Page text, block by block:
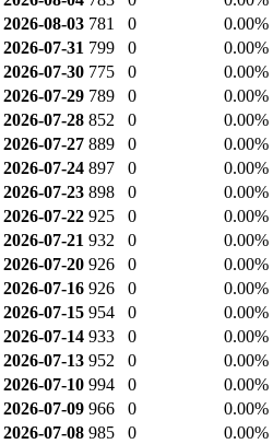
2026-08-03 781 0
0.00%
2026-07-31 799 0
0.00%
2026-07-30 775 0
0.00%
2026-07-29 789 0
0.00%
2026-07-28 852 0
0.00%
2026-07-27 889 0
0.00%
2026-07-24 897 0
0.00%
2026-07-23 898 0
0.00%
2026-07-22 925 0
0.00%
2026-07-21 932 0
0.00%
2026-07-20 926 0
0.00%
2026-07-16 926 0
0.00%
2026-07-15 954 0
0.00%
2026-07-14 933 0
0.00%
2026-07-13 952 0
0.00%
2026-07-10 994 0
0.00%
2026-07-09 966 0
0.00%
2026-07-08 985 0
0.00%